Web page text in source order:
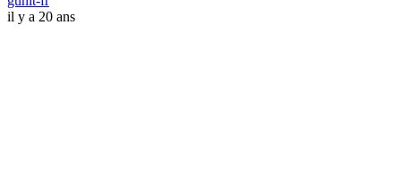
il y a 20 ans